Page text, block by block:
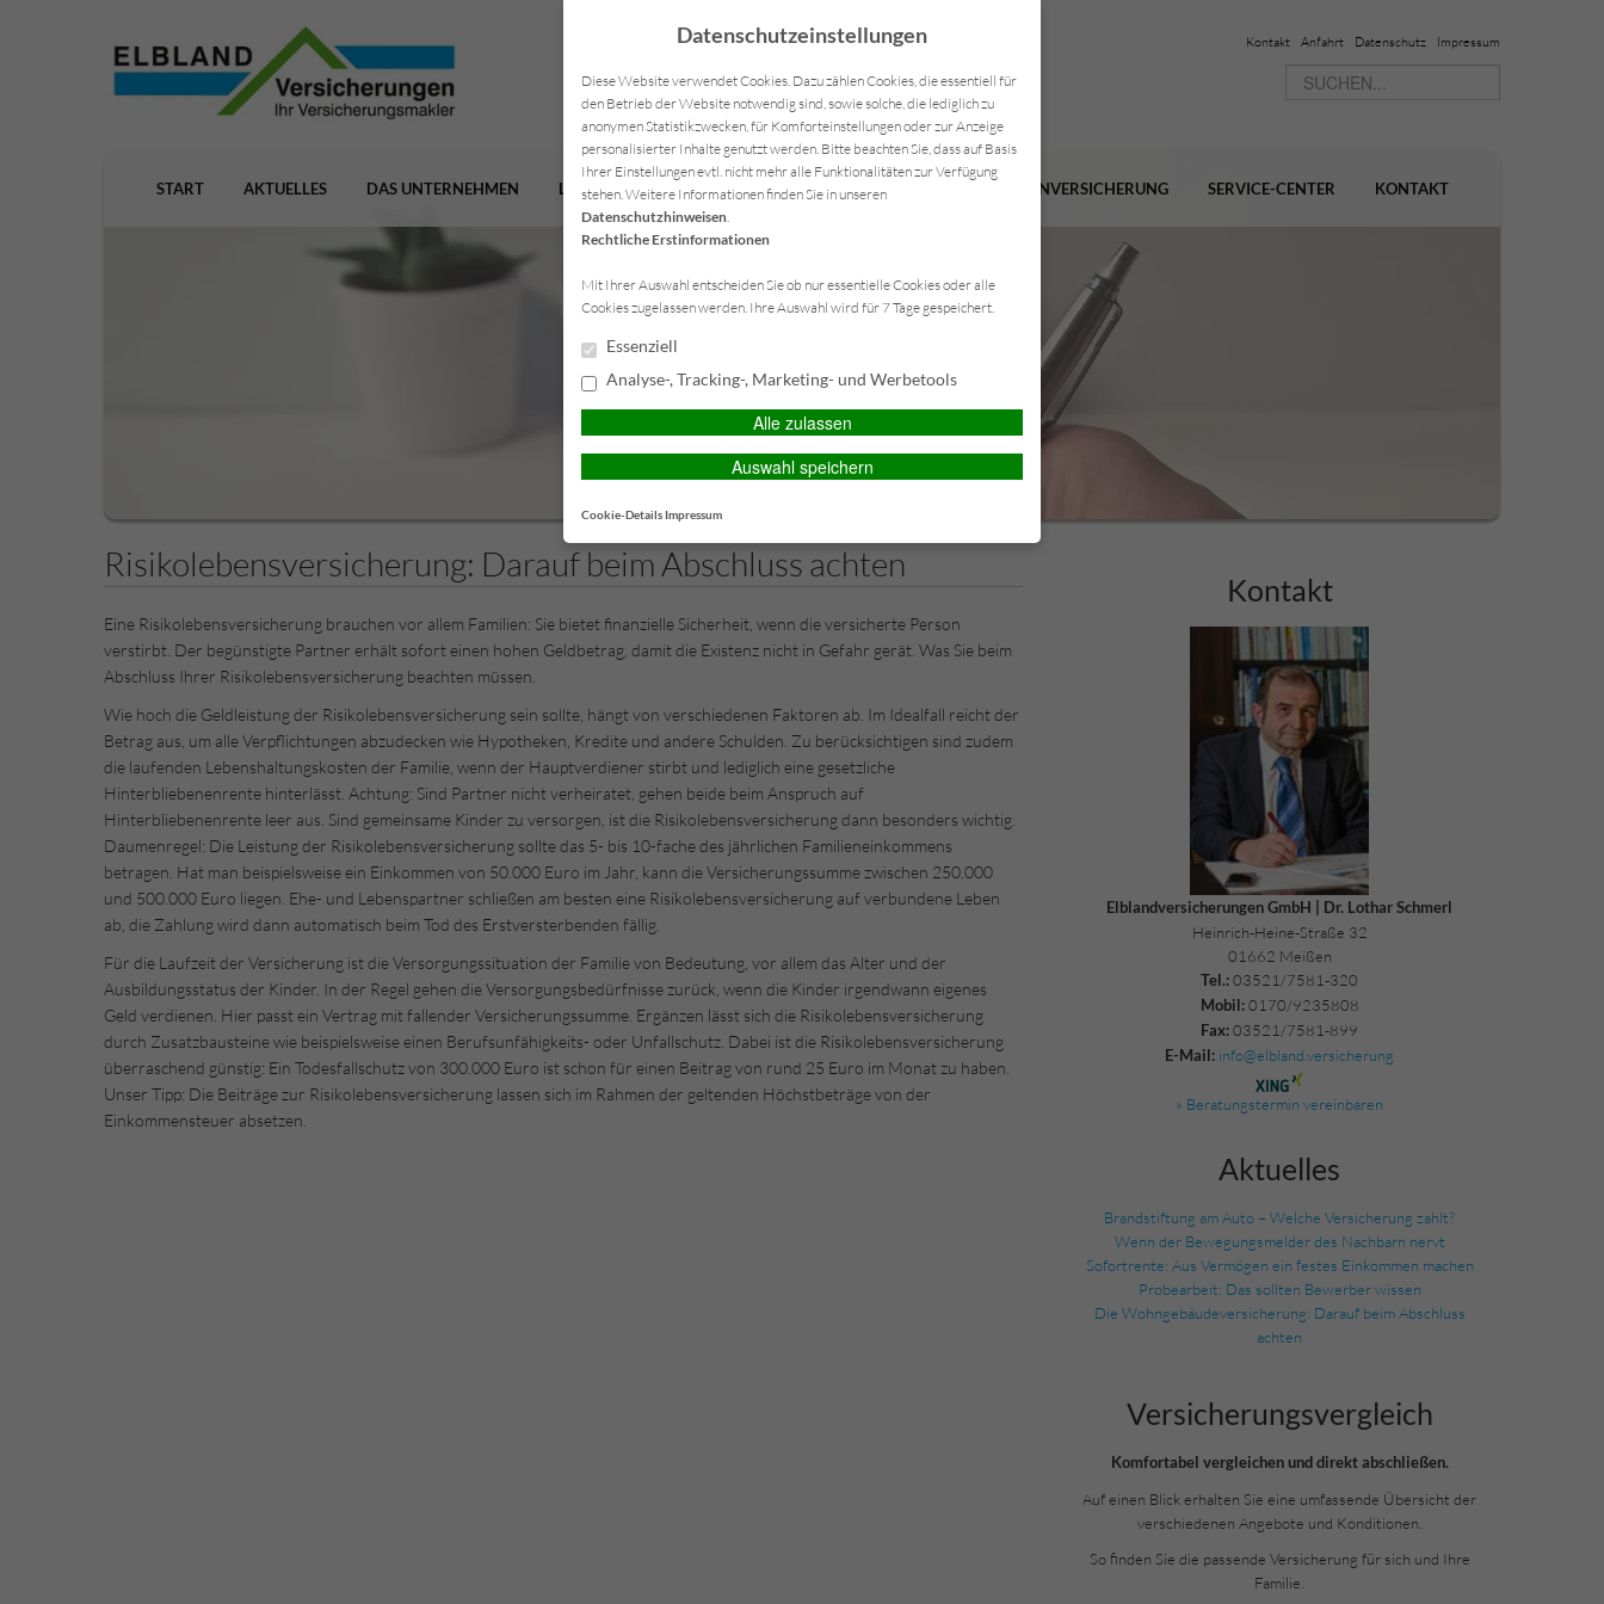
Kontakt Anfahrt Datenschutz Impressum
START AKTUELLES DAS UNTERNEHMEN LEISTUNGEN VERSICHERUNGEN VORSORGE FIRMENVERSICHERUNG SERVICE-CENTER KONTAKT
Risikolebensversicherung: Darauf beim Abschluss achten
Eine Risikolebensversicherung brauchen vor allem Familien: Sie bietet finanzielle Sicherheit, wenn die versicherte Person
verstirbt. Der begünstigte Partner erhält sofort einen hohen Geldbetrag, damit die Existenz nicht in Gefahr gerät. Was Sie beim
Abschluss Ihrer Risikolebensversicherung beachten müssen.
Wie hoch die Geldleistung der Risikolebensversicherung sein sollte, hängt von verschiedenen Faktoren ab. Im Idealfall reicht der
Betrag aus, um alle Verpflichtungen abzudecken wie Hypotheken, Kredite und andere Schulden. Zu berücksichtigen sind zudem
die laufenden Lebenshaltungskosten der Familie, wenn der Hauptverdiener stirbt und lediglich eine gesetzliche
Hinterbliebenenrente hinterlässt. Achtung: Sind Partner nicht verheiratet, gehen beide beim Anspruch auf
Hinterbliebenenrente leer aus. Sind gemeinsame Kinder zu versorgen, ist die Risikolebensversicherung dann besonders wichtig.
Daumenregel: Die Leistung der Risikolebensversicherung sollte das 5- bis 10-fache des jährlichen Familieneinkommens
betragen. Hat man beispielsweise ein Einkommen von 50.000 Euro im Jahr, kann die Versicherungssumme zwischen 250.000
und 500.000 Euro liegen. Ehe- und Lebenspartner schließen am besten eine Risikolebensversicherung auf verbundene Leben
ab, die Zahlung wird dann automatisch beim Tod des Erstversterbenden fällig.
Für die Laufzeit der Versicherung ist die Versorgungssituation der Familie von Bedeutung, vor allem das Alter und der
Ausbildungsstatus der Kinder. In der Regel gehen die Versorgungsbedürfnisse zurück, wenn die Kinder irgendwann eigenes
Geld verdienen. Hier passt ein Vertrag mit fallender Versicherungssumme. Ergänzen lässt sich die Risikolebensversicherung
durch Zusatzbausteine wie beispielsweise einen Berufsunfähigkeits- oder Unfallschutz. Dabei ist die Risikolebensversicherung
überraschend günstig: Ein Todesfallschutz von 300.000 Euro ist schon für einen Beitrag von rund 25 Euro im Monat zu haben.
Unser Tipp: Die Beiträge zur Risikolebensversicherung lassen sich im Rahmen der geltenden Höchstbeträge von der
Einkommensteuer absetzen.
Kontakt
Elblandversicherungen GmbH | Dr. Lothar Schmerl
Heinrich-Heine-Straße 32
01662 Meißen
Tel.: 03521/7581-320
Mobil:0170/9235808
Fax: 03521/7581-899
E-Mail: info@elbland.versicherung
» Beratungstermin vereinbaren
Aktuelles
Brandstiftung am Auto – Welche Versicherung zahlt?
Wenn der Bewegungsmelder des Nachbarn nervt
Sofortrente: Aus Vermögen ein festes Einkommen machen
Probearbeit: Das sollten Bewerber wissen
Die Wohngebäudeversicherung: Darauf beim Abschluss
achten
Versicherungs­vergleich
Komfortabel vergleichen und direkt abschließen.
Auf einen Blick erhalten Sie eine umfassende Übersicht der
verschiedenen Angebote und Konditionen.
So finden Sie die passende Versicherung für sich und Ihre
Familie.
Datenschutzeinstellungen
Diese Website verwendet Cookies. Dazu zählen Cookies, die essentiell für
den Betrieb der Website notwendig sind, sowie solche, die lediglich zu
anonymen Statistikzwecken, für Komforteinstellungen oder zur Anzeige
personalisierter Inhalte genutzt werden. Bitte beachten Sie, dass auf Basis
Ihrer Einstellungen evtl. nicht mehr alle Funktionalitäten zur Verfügung
stehen. Weitere Informationen finden Sie in unseren
Datenschutzhinweisen.
Rechtliche Erstinformationen
Mit Ihrer Auswahl entscheiden Sie ob nur essentielle Cookies oder alle
Cookies zugelassen werden. Ihre Auswahl wird für 7 Tage gespeichert.
Essenziell
Analyse-, Tracking-, Marketing- und Werbetools
Alle zulassen
Auswahl speichern
Cookie-Details Impressum